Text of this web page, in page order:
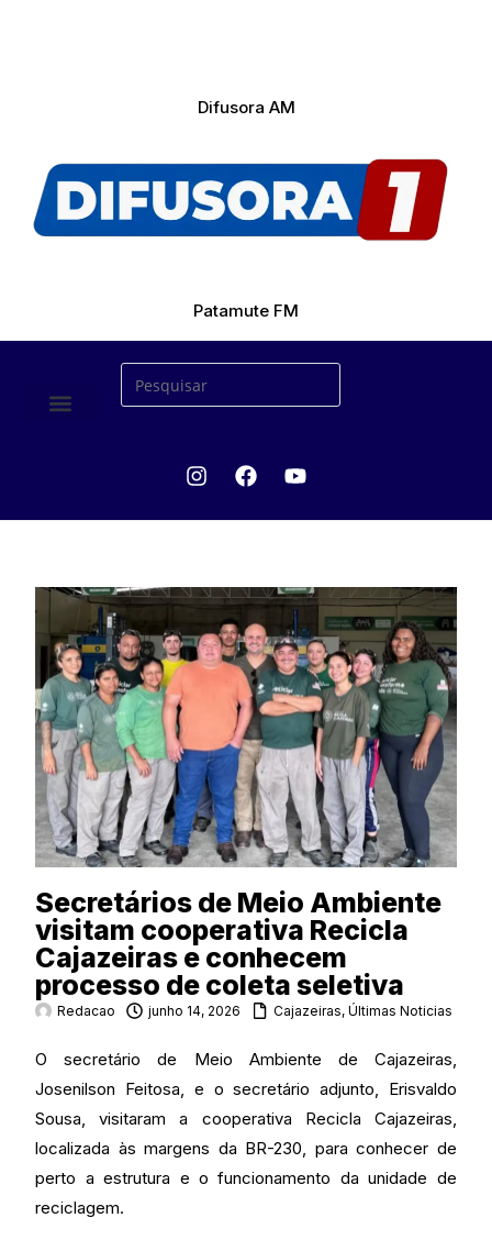
Difusora AM
Patamute FM
Secretários de Meio Ambiente
visitam cooperativa Recicla
Cajazeiras e conhecem
processo de coleta seletiva
Redacao junho 14, 2026 Cajazeiras,Últimas Noticias
O secretário de Meio Ambiente de Cajazeiras,
Josenilson Feitosa, e o secretário adjunto, Erisvaldo
Sousa, visitaram a cooperativa Recicla Cajazeiras,
localizada às margens da BR-230, para conhecer de
perto a estrutura e o funcionamento da unidade de
reciclagem.